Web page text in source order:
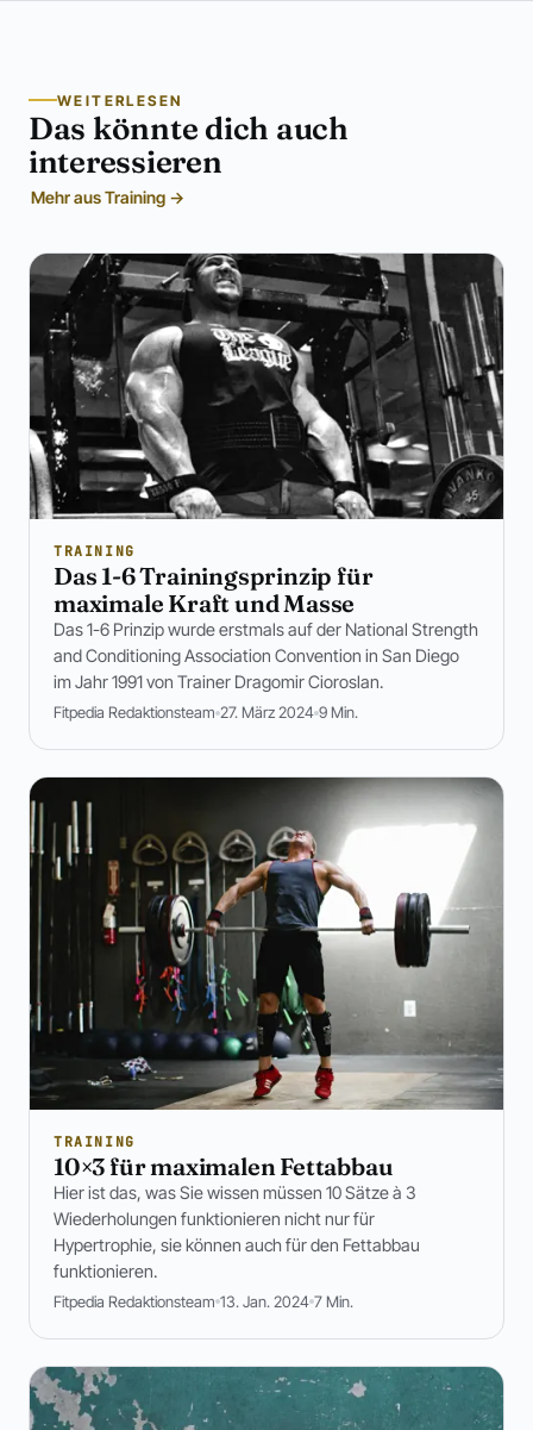
WEITERLESEN
Das könnte dich auch
interessieren
Mehr aus Training →
TRAINING
Das 1-6 Trainingsprinzip für
maximale Kraft und Masse
Das 1-6 Prinzip wurde erstmals auf der National Strength
and Conditioning Association Convention in San Diego
im Jahr 1991 von Trainer Dragomir Cioroslan.
Fitpedia Redaktionsteam 27. März 2024 9 Min.
TRAINING
10×3 für maximalen Fettabbau
Hier ist das, was Sie wissen müssen 10 Sätze à 3
Wiederholungen funktionieren nicht nur für
Hypertrophie, sie können auch für den Fettabbau
funktionieren.
Fitpedia Redaktionsteam 13. Jan. 2024 7 Min.